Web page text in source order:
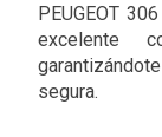
PEUGEOT
excelente
segura.